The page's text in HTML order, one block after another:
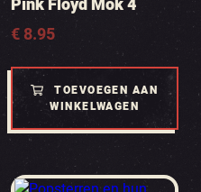
Pink Floyd Mok 4
€8.95
TOEVOEGEN AAN
WINKELWAGEN